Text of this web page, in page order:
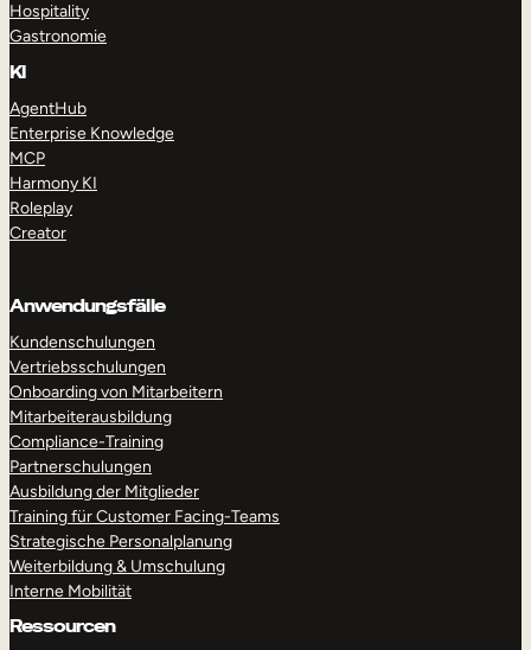
Hospitality
Gastronomie
KI
AgentHub
Enterprise Knowledge
MCP
Harmony KI
Roleplay
Creator
Anwendungsfälle
Kundenschulungen
Vertriebsschulungen
Onboarding von Mitarbeitern
Mitarbeiterausbildung
Compliance-Training
Partnerschulungen
Ausbildung der Mitglieder
Training für Customer Facing-Teams
Strategische Personalplanung
Weiterbildung & Umschulung
Interne Mobilität
Ressourcen